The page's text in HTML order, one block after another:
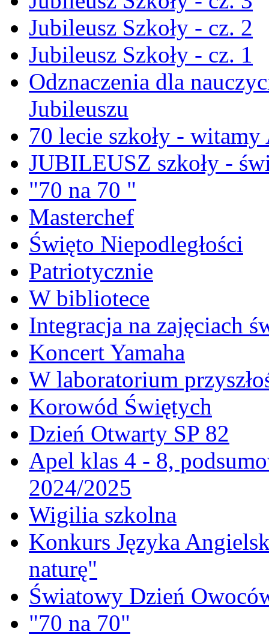
Jubileusz Szkoły - cz. 2
Jubileusz Szkoły - cz. 1
Odznaczenia dla
Jubileuszu
70 lecie szkoły -
JUBILEUSZ szkoły -
"70 na 70 "
Masterchef
Święto Niepodległości
Patriotycznie
W bibliotece
Integracja na zajęciach
Koncert Yamaha
W laboratorium
Korowód Świętych
Dzień Otwarty SP 82
Apel klas 4 - 8,
2024/2025
Wigilia szkolna
Konkurs Języka
naturę"
Światowy Dzień
"70 na 70"